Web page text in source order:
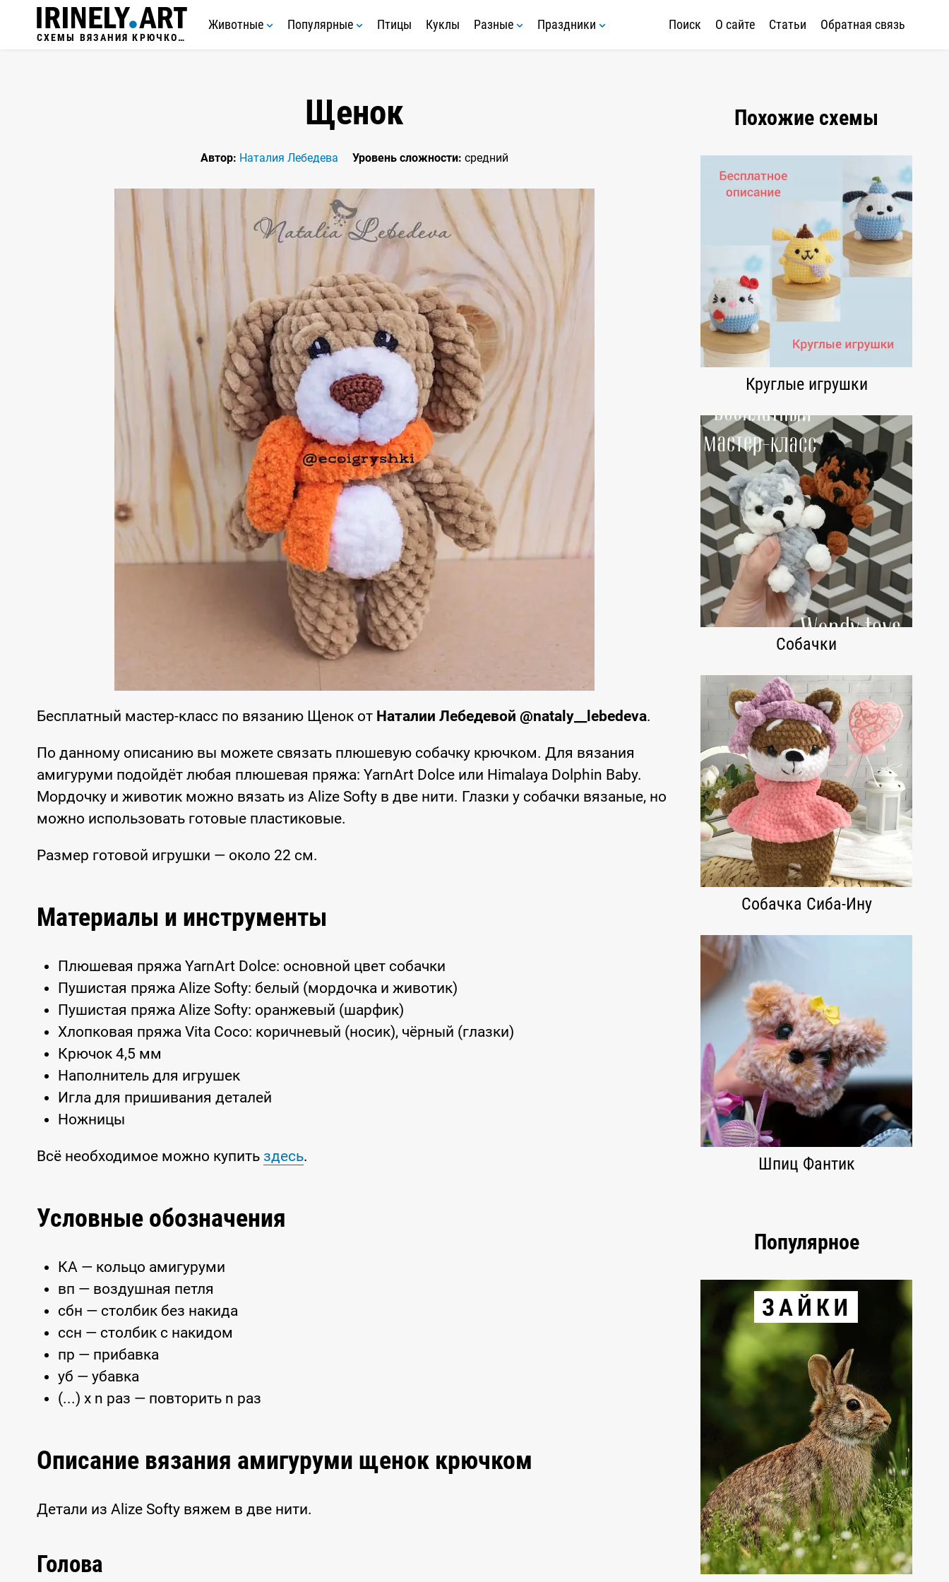
СХЕМЫ ВЯЗАНИЯ КРЮЧКОМ
Животные Популярные Птицы Куклы Разные Праздники Поиск О сайте Статьи Обратная связь
Щенок
Автор: Наталия Лебедева Уровень сложности: средний
Бесплатный мастер-класс по вязанию Щенок от Наталии Лебедевой @nataly__lebedeva.
По данному описанию вы можете связать плюшевую собачку крючком. Для вязания
амигуруми подойдёт любая плюшевая пряжа: YarnArt Dolce или Himalaya Dolphin Baby.
Мордочку и животик можно вязать из Alize Softy в две нити. Глазки у собачки вязаные, но
можно использовать готовые пластиковые.
Размер готовой игрушки — около 22 см.
Материалы и инструменты
Плюшевая пряжа YarnArt Dolce: основной цвет собачки
Пушистая пряжа Alize Softy: белый (мордочка и животик)
Пушистая пряжа Alize Softy: оранжевый (шарфик)
Хлопковая пряжа Vita Coco: коричневый (носик), чёрный (глазки)
Крючок 4,5 мм
Наполнитель для игрушек
Игла для пришивания деталей
Ножницы
Всё необходимое можно купить здесь.
Условные обозначения
КА — кольцо амигуруми
вп — воздушная петля
сбн — столбик без накида
ссн — столбик с накидом
пр — прибавка
уб — убавка
(...) x n раз — повторить n раз
Описание вязания амигуруми щенок крючком
Детали из Alize Softy вяжем в две нити.
Голова
Похожие схемы
Круглые игрушки
Собачки
Собачка Сиба-Ину
Шпиц Фантик
Популярное